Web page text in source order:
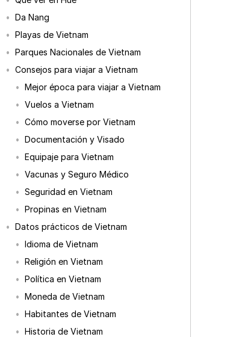
Da Nang
Playas de Vietnam
Parques Nacionales de Vietnam
Consejos para viajar a Vietnam
Mejor época para viajar a Vietnam
Vuelos a Vietnam
Cómo moverse por Vietnam
Documentación y Visado
Equipaje para Vietnam
Vacunas y Seguro Médico
Seguridad en Vietnam
Propinas en Vietnam
Datos prácticos de Vietnam
Idioma de Vietnam
Religión en Vietnam
Política en Vietnam
Moneda de Vietnam
Habitantes de Vietnam
Historia de Vietnam